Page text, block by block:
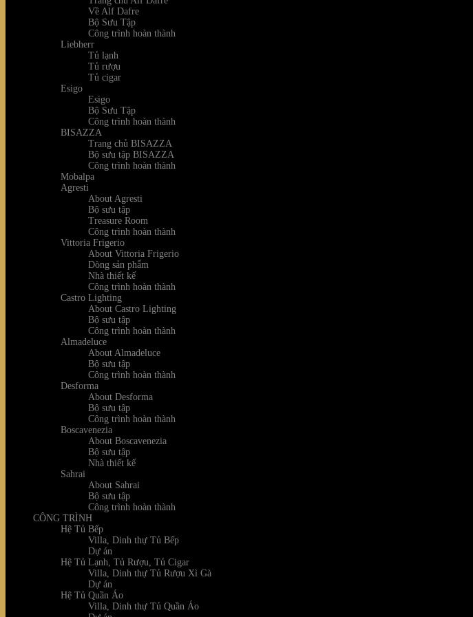
Về Alf Dafre
Bộ Sưu Tập
Công trình hoàn thành
Liebherr
Tủ lạnh
Tủ rượu
Tủ cigar
Esigo
Esigo
Bộ Sưu Tập
Công trình hoàn thành
BISAZZA
Trang chủ BISAZZA
Bộ sưu tập BISAZZA
Công trình hoàn thành
Mobalpa
Agresti
About Agresti
Bộ sưu tập
Treasure Room
Công trình hoàn thành
Vittoria Frigerio
About Vittoria Frigerio
Dòng sản phẩm
Nhà thiết kế
Công trình hoàn thành
Castro Lighting
About Castro Lighting
Bộ sưu tập
Công trình hoàn thành
Almadeluce
About Almadeluce
Bộ sưu tập
Công trình hoàn thành
Desforma
About Desforma
Bộ sưu tập
Công trình hoàn thành
Boscavenezia
About Boscavenezia
Bộ sưu tập
Nhà thiết kế
Sahrai
About Sahrai
Bộ sưu tập
Công trình hoàn thành
CÔNG TRÌNH
Hệ Tủ Bếp
Villa, Dinh thự Tủ Bếp
Dự án
Hệ Tủ Lạnh, Tủ Rượu, Tủ Cigar
Villa, Dinh thự Tủ Rượu Xì Gà
Dự án
Hệ Tủ Quần Áo
Villa, Dinh thự Tủ Quần Áo